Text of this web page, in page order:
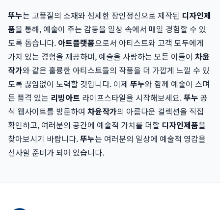
뚜누는 고품질의 소재와 섬세한 장인정신으로 제작된 디자인제
품을 통해, 예술이 주는 감동을 일상 속에서 매일 경험할 수 있
도록 돕습니다. 아트플랫폼으로서 아티스트와 고객 모두에게
가치 있는 경험을 제공하며, 예술을 사랑하는 모든 이들이 차윤
작가와 같은 훌륭한 아티스트들의 작품을 더 가깝게 느낄 수 있
도록 끊임없이 노력할 것입니다. 이제 뚜누와 함께 예술이 스며
든 품격 있는 리빙아트 라이프스타일을 시작해보세요.뚜누 공
식 웹사이트를 방문하여 차윤작가의 아름다운 컬렉션을 직접
확인하고, 여러분의 공간에 예술적 가치를 더할 디자인제품을
찾아보시기 바랍니다.뚜누는 여러분의 일상에 예술적 영감을
선사할 준비가 되어 있습니다.